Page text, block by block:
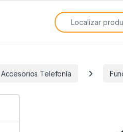
Search for:
Accesorios Telefonía